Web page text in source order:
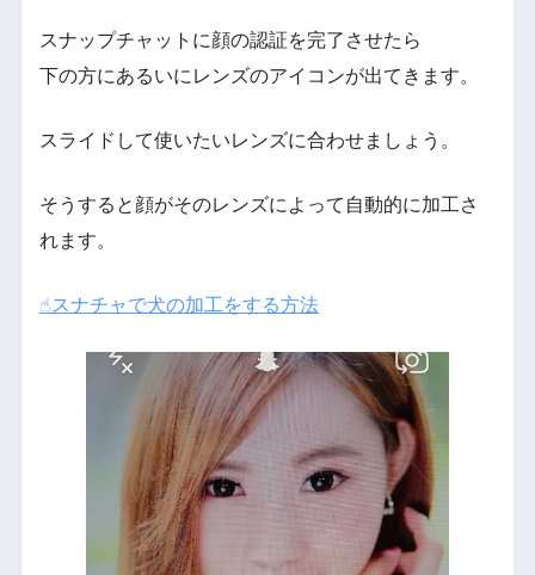
スナップチャットに顔の認証を完了させたら
下の方にあるいにレンズのアイコンが出てきます。
スライドして使いたいレンズに合わせましょう。
そうすると顔がそのレンズによって自動的に加工さ
れます。
☝︎スナチャで犬の加工をする方法